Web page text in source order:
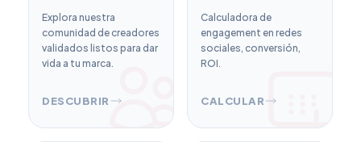
Explora nuestra
comunidad de creadores
validados listos para dar
vida a tu marca.
DESCUBRIR
Calculadora de
engagement en redes
sociales, conversión,
ROI.
CALCULAR